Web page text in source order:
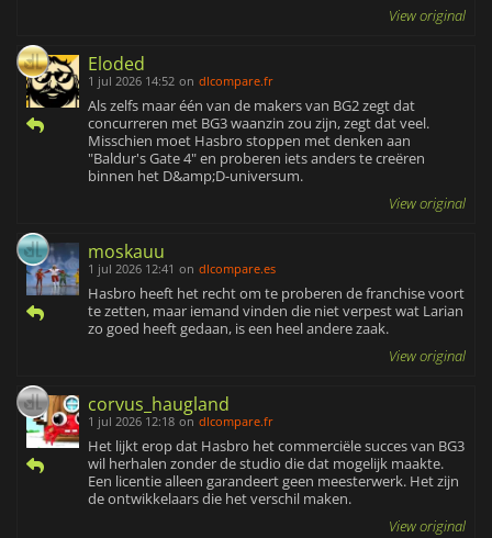
View original
Eloded
1 jul 2026 14:52 on dlcompare.fr
Als zelfs maar één van de makers van BG2 zegt dat
concurreren met BG3 waanzin zou zijn, zegt dat veel.
Misschien moet Hasbro stoppen met denken aan
"Baldur's Gate 4" en proberen iets anders te creëren
binnen het D&amp;D-universum.
View original
moskauu
1 jul 2026 12:41 on dlcompare.es
Hasbro heeft het recht om te proberen de franchise voort
te zetten, maar iemand vinden die niet verpest wat Larian
zo goed heeft gedaan, is een heel andere zaak.
View original
corvus_haugland
1 jul 2026 12:18 on dlcompare.fr
Het lijkt erop dat Hasbro het commerciële succes van BG3
wil herhalen zonder de studio die dat mogelijk maakte.
Een licentie alleen garandeert geen meesterwerk. Het zijn
de ontwikkelaars die het verschil maken.
View original